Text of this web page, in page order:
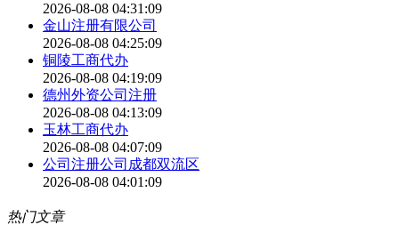
2026-08-08 04:31:09
金山注册有限公司
2026-08-08 04:25:09
铜陵工商代办
2026-08-08 04:19:09
德州外资公司注册
2026-08-08 04:13:09
玉林工商代办
2026-08-08 04:07:09
公司注册公司成都双流区
2026-08-08 04:01:09
热门文章